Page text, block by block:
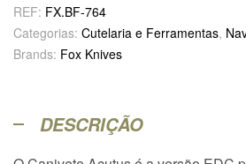
REF: FX.BF-764
Categorias: Cutelaria e Ferramentas,
Brands: Fox Knives
DESCRIÇÃO